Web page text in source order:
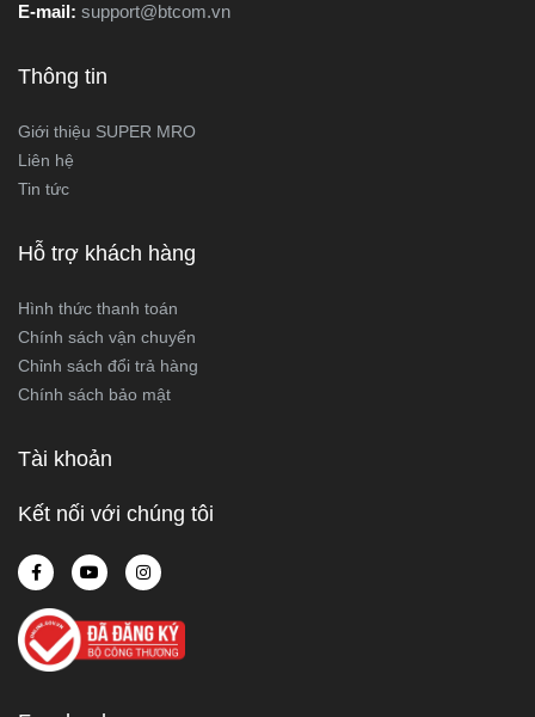
E-mail: support@btcom.vn
Thông tin
Giới thiệu SUPER MRO
Liên hệ
Tin tức
Hỗ trợ khách hàng
Hình thức thanh toán
Chính sách vận chuyển
Chỉnh sách đổi trả hàng
Chính sách bảo mật
Tài khoản
Kết nối với chúng tôi